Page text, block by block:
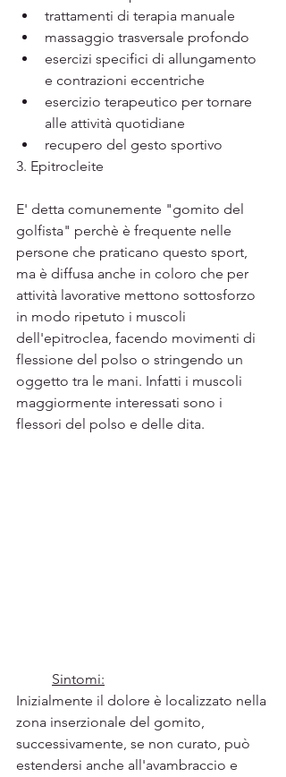
trattamenti di terapia manuale
massaggio trasversale profondo
esercizi specifici di allungamento
esercizio terapeutico per tornare
alle attività quotidiane
recupero del gesto sportivo
3. Epitrocleite
E' detta comunemente "gomito del
golfista" perchè è frequente nelle
persone che praticano questo sport,
ma è diffusa anche in coloro che per
attività lavorative mettono sottosforzo
in modo ripetuto i muscoli
dell'epitroclea, facendo movimenti di
flessione del polso o stringendo un
oggetto tra le mani. Infatti i muscoli
maggiormente interessati sono i
flessori del polso e delle dita.
Sintomi:
Inizialmente il dolore è localizzato nella
zona inserzionale del gomito,
successivamente, se non curato, può
estendersi anche all'avambraccio e